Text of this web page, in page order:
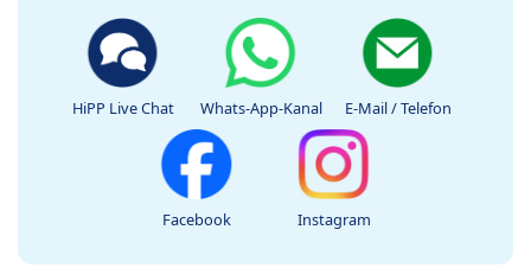
HiPP Live Chat Whats-App-Kanal E-Mail / Telefon
Facebook Instagram